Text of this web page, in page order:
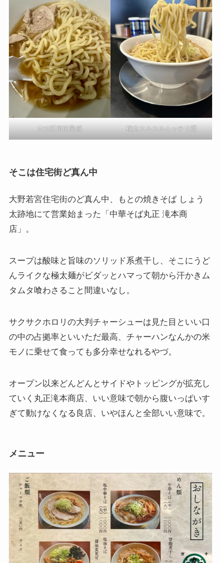
大は圧倒的量感 極太スルスルムッチリ麺
そこは住宅街ど真ん中
大野若宮住宅街のど真ん中、もとの焼きそば しょう
太跡地にて営業始まった「中華そば丸正 滝本商
店」。
スープは酸味と旨味のソリッド系煮干し、そこにうど
んライクな極太麺がビダッとハマって朝から汗かきム
タムタ喰わさること間違いなし。
サクサクホロリの大判チャーシューは見た目といい口
の中の占拠率といいただ最高、チャーハンなんかの米
モノに乗せて食っても多分幸せなれるやづ。
オープン以来どんどんとサイドやトッピングが拡充し
ていく丸正滝本商店、いい意味で朝から腹いっぱいす
ぎて動けなくなる良店、いやほんと全部いい意味で。
メニュー